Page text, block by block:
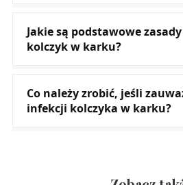
Jakie są podstawowe
kolczyk w karku?
Co należy zrobić, jeśli
infekcji kolczyka w karku?